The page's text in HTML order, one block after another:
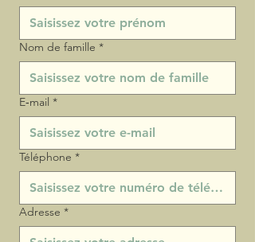
Nom de famille *
E‑mail *
Téléphone *
Adresse *